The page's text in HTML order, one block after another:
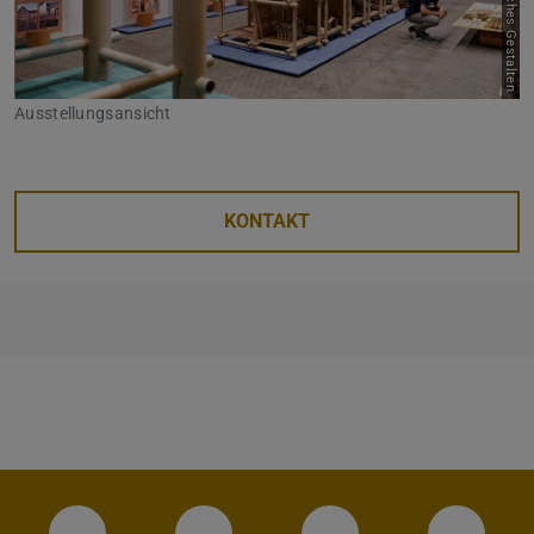
Ausstellungsansicht
KONTAKT